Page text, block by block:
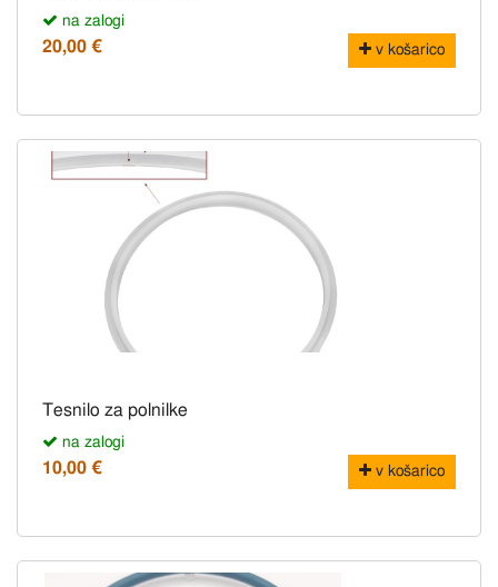
na zalogi
20,00 € v košarico
Tesnilo za polnilke
na zalogi
10,00 € v košarico